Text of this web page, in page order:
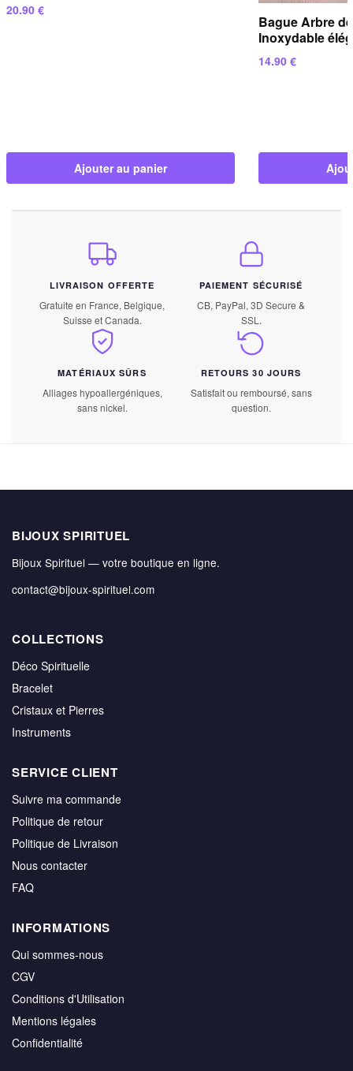
20.90 €
Ajouter au panier
Bague Arbre
Inoxydable
14.90 €
LIVRAISON OFFERTE
Gratuite en France, Belgique,
Suisse et Canada.
PAIEMENT SÉCURISÉ
CB, PayPal, 3D Secure &
SSL.
MATÉRIAUX SÛRS
Alliages hypoallergéniques,
sans nickel.
RETOURS 30 JOURS
Satisfait ou remboursé, sans
question.
BIJOUX SPIRITUEL
Bijoux Spirituel — votre boutique en ligne.
contact@bijoux-spirituel.com
COLLECTIONS
Déco Spirituelle
Bracelet
Cristaux et Pierres
Instruments
SERVICE CLIENT
Suivre ma commande
Politique de retour
Politique de Livraison
Nous contacter
FAQ
INFORMATIONS
Qui sommes-nous
CGV
Conditions d'Utilisation
Mentions légales
Confidentialité